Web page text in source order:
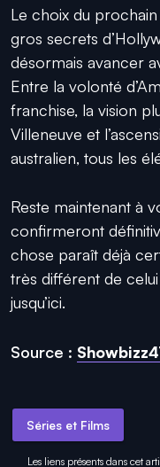
Le choix du
gros secrets
désormais avancer
Entre la volonté
franchise, la vision
Villeneuve et
australien, tous les
Reste maintenant à
confirmeront
chose paraît déjà
très différent de
jusqu’ici.
Source :
Séries et Films
Les liens présents dans cet